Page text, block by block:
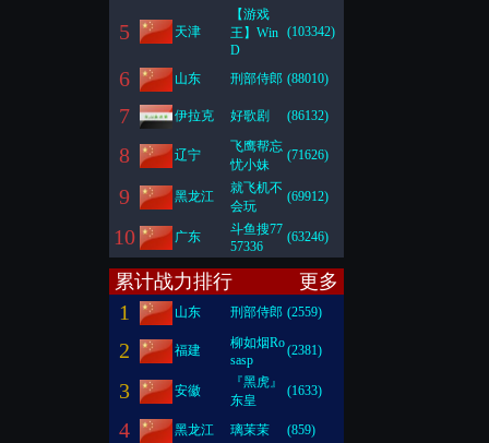
5 天津
【游戏
王】Win
D
(103342)
6 山东 刑部侍郎 (88010)
7 伊拉克 好歌剧 (86132)
8 辽宁
飞鹰帮忘
忧小妹
(71626)
9 黑龙江
就飞机不
会玩
(69912)
10 广东
斗鱼搜77
57336
(63246)
累计战力排行 更多
1 山东 刑部侍郎 (2559)
2 福建
柳如烟Ro
sasp
(2381)
3 安徽
『黑虎』
东皇
(1633)
4 黑龙江 璃茉茉 (859)